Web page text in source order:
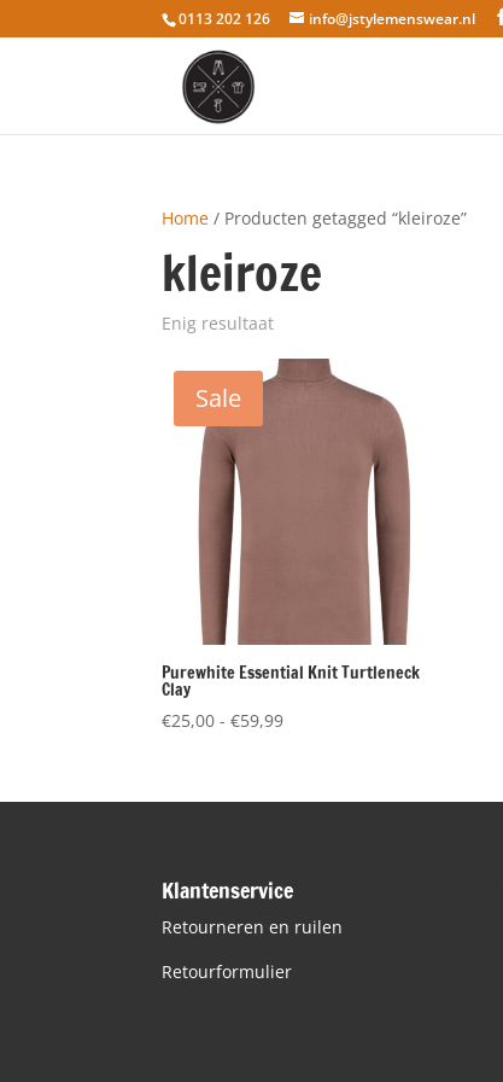
0113 202 126 info@jstylemenswear.nl
Home / Producten getagged “kleiroze”
kleiroze
Enig resultaat
Sale
Purewhite Essential Knit Turtleneck
Clay
€25,00 - €59,99Prijsklasse:
€59,99
Klantenservice
Retourneren en ruilen
Retourformulier